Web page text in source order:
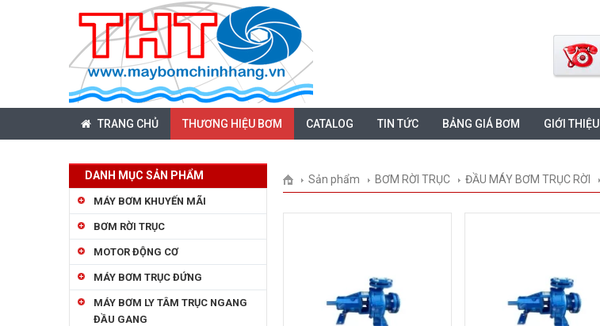
TRANG CHỦ THƯƠNG HIỆU BƠM CATALOG TIN TỨC BẢNG GIÁ BƠM GIỚI THIỆU
DANH MỤC SẢN PHẨM
MÁY BƠM KHUYẾN MÃI
BƠM RỜI TRỤC
MOTOR ĐỘNG CƠ
MÁY BƠM TRỤC ĐỨNG
MÁY BƠM LY TÂM TRỤC NGANG
ĐẦU GANG
Sản phẩm BƠM RỜI TRỤC ĐẦU MÁY BƠM TRỤC RỜI